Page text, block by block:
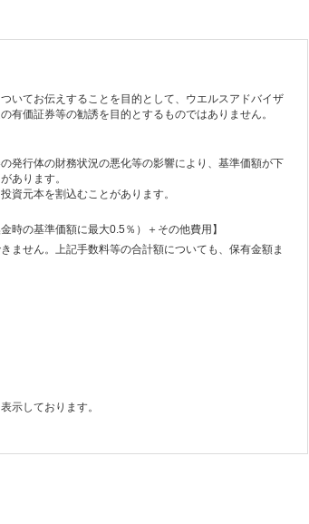
いてお伝えすることを目的として、ウエルスアドバイザ
価証券等の勧誘を目的とするものではありません。
発行体の財務状況の悪化等の影響により、基準価額が下
あります。
資元本を割込むことがあります。
時の基準価額に最大0.5％）＋その他費用】
ません。上記手数料等の合計額についても、保有金額ま
示しております。